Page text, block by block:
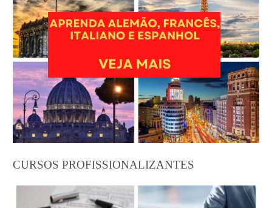
CURSOS PROFISSIONALIZANTES